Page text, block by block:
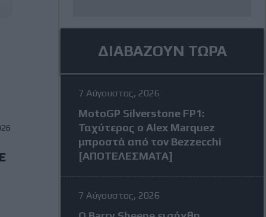
ΔΙΑΒΑΖΟΥΝ ΤΩΡΑ
7 Αύγουστος, 2026
MotoGP Silverstone FP1:
Ταχύτερος ο Alex Marquez
μπροστά από τον Bezzecchi
[ΑΠΟΤΕΛΕΣΜΑΤΑ]
7 Αύγουστος, 2026